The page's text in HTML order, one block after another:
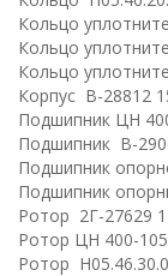
Кольцо
Кольцо
Кольцо
Корпус В-28812
Подшипник ЦН
Подшипник В-
Подшипник
Подшипник
Ротор 2Г-27629
Ротор ЦН 400-
Ротор